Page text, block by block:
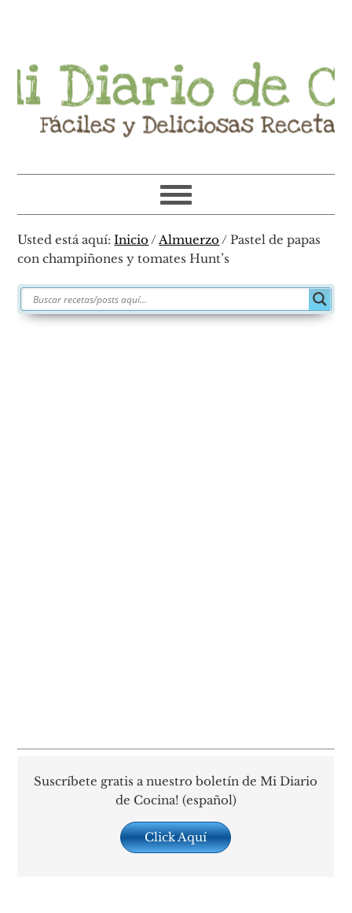
principal
principal
barra
lateral
primaria
de
página
Usted está aquí:Inicio /Almuerzo / Pastel de papas
con champiñones y tomates Hunt’s
Suscríbete gratis a nuestro boletín de Mi Diario
de Cocina! (español)
Click Aquí